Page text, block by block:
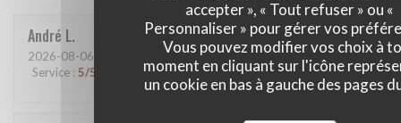
accepter », « Tout refuser » ou «
Personnaliser » pour gérer vos
Vous pouvez modifier vos choix à
moment en cliquant sur l'icône
un cookie en bas à gauche des pages
André L
2026-08-06 - 12:30 - Couverts 3
Service : 5/5 Ambiance:5/5 Cuisine :5/5 Qualité / Prix:4/5